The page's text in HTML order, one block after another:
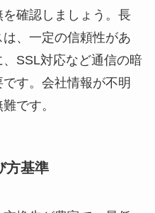
確認しましょう。長
、一定の信頼性があ
SSL対応など通信の暗
す。会社情報が不明
です。
方基準